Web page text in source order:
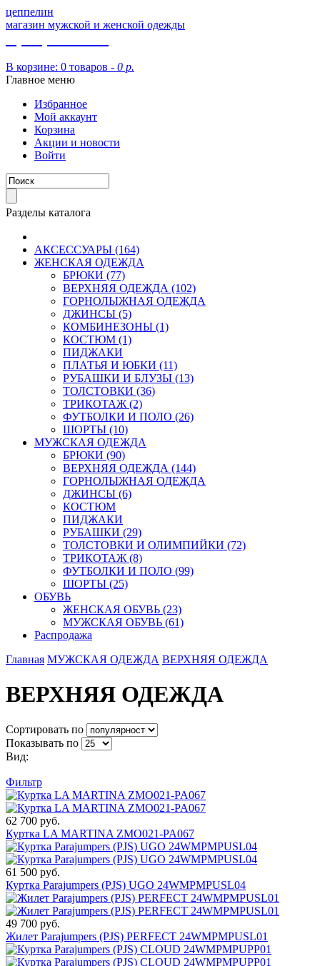
цеппелин
магазин мужской и женской одежды
В корзине: 0 товаров - 0 р.
Главное меню
Избранное
Мой аккаунт
Корзина
Акции и новости
Войти
Разделы каталога
АКСЕССУАРЫ (164)
ЖЕНСКАЯ ОДЕЖДА
БРЮКИ (77)
ВЕРХНЯЯ ОДЕЖДА (102)
ГОРНОЛЫЖНАЯ ОДЕЖДА
ДЖИНСЫ (5)
КОМБИНЕЗОНЫ (1)
КОСТЮМ (1)
ПИДЖАКИ
ПЛАТЬЯ И ЮБКИ (11)
РУБАШКИ И БЛУЗЫ (13)
ТОЛСТОВКИ (36)
ТРИКОТАЖ (2)
ФУТБОЛКИ И ПОЛО (26)
ШОРТЫ (10)
МУЖСКАЯ ОДЕЖДА
БРЮКИ (90)
ВЕРХНЯЯ ОДЕЖДА (144)
ГОРНОЛЫЖНАЯ ОДЕЖДА
ДЖИНСЫ (6)
КОСТЮМ
ПИДЖАКИ
РУБАШКИ (29)
ТОЛСТОВКИ И ОЛИМПИЙКИ (72)
ТРИКОТАЖ (8)
ФУТБОЛКИ И ПОЛО (99)
ШОРТЫ (25)
ОБУВЬ
ЖЕНСКАЯ ОБУВЬ (23)
МУЖСКАЯ ОБУВЬ (61)
Распродажа
Главная МУЖСКАЯ ОДЕЖДА ВЕРХНЯЯ ОДЕЖДА
ВЕРХНЯЯ ОДЕЖДА
Сортировать по
Показывать по
Вид:
Фильтр
62 700 руб.
Куртка LA MARTINA ZMO021-PA067
61 500 руб.
Куртка Parajumpers (PJS) UGO 24WMPMPUSL04
49 700 руб.
Жилет Parajumpers (PJS) PERFECT 24WMPMPUSL01